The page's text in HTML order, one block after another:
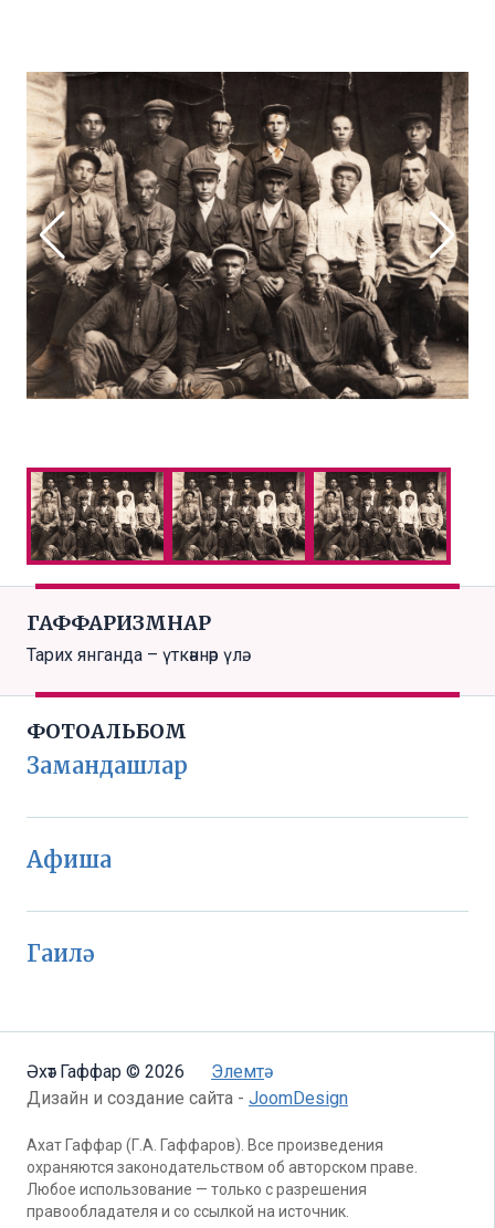
ГАФФАРИЗМНАР
Тарих янганда – үткәннәр үлә.
ФОТОАЛЬБОМ
Замандашлар
Афиша
Гаилә
Әхәт Гаффар © 2026
Элемтә
Дизайн и создание сайта - JoomDesign
Ахат Гаффар (Г.А. Гаффаров). Все произведения
охраняются законодательством об авторском праве.
Любое использование — только с разрешения
правообладателя и со ссылкой на источник.